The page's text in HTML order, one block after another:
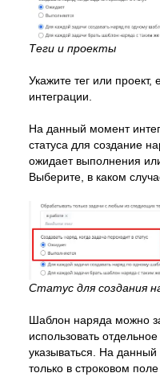
Теги и проекты
Укажите тег или проект,
интеграции.
На данный момент
статуса для создание
ожидает выполнения
Выберите, в каком
Статус для создания
Шаблон наряда можно
использовать
указываться. На
только в строковом